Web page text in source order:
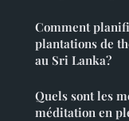
Comment
plantations de
au Sri Lanka?
Quels sont les
méditation en